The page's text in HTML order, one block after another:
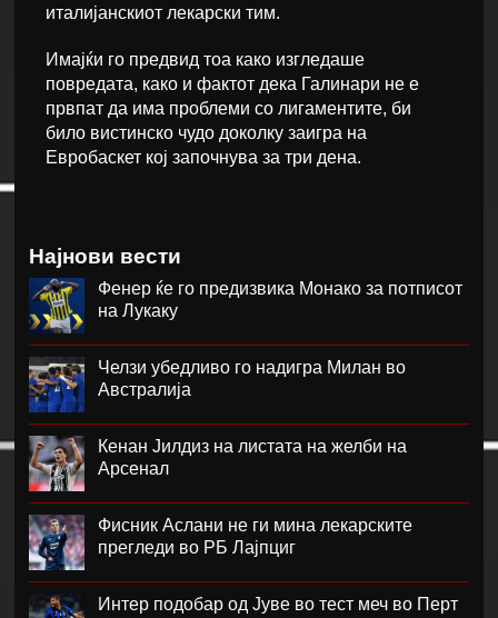
италијанскиот лекарски тим.
Имајќи го предвид тоа како изгледаше
повредата, како и фактот дека Галинари не е
првпат да има проблеми со лигаментите, би
било вистинско чудо доколку заигра на
Евробаскет кој започнува за три дена.
Најнови вести
Фенер ќе го предизвика Монако за потписот
на Лукаку
Челзи убедливо го надигра Милан во
Австралија
Кенан Јилдиз на листата на желби на
Арсенал
Фисник Аслани не ги мина лекарските
прегледи во РБ Лајпциг
Интер подобар од Јуве во тест меч во Перт